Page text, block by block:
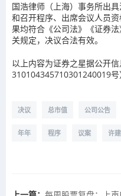
国浩律师（上海）事务所出
和召开程序、出席会议人员
果均符合《公司法》《证券
关规定，决议合法有效。
以上内容为证券之星据公开
310104345710301240019号
决议 总市值 公司公告
年年 程序 议案 许